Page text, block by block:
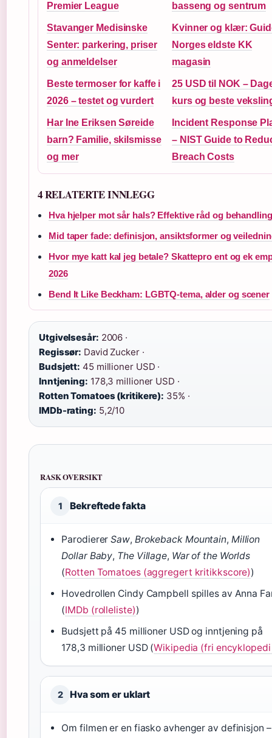
Premier League
basseng og sentrum
Stavanger Medisinske
Senter: parkering, priser
og anmeldelser
Kvinner og klær:
Norges eldste KK
magasin
Beste termoser for kaffe i
2026 – testet og vurdert
25 USD til NOK –
kurs og beste
Har Ine Eriksen Søreide
barn? Familie, skilsmisse
og mer
Incident Response
– NIST Guide to
Breach Costs
4 RELATERTE INNLEGG
Hva hjelper mot sår hals? Effektive råd og behandling
Mid taper fade: definisjon, ansiktsformer og
Hvor mye katt kal jeg betale? Skattepro ent og ek
2026
Bend It Like Beckham: LGBTQ-tema, alder og scener
Utgivelsesår: 2006 ·
Regissør: David Zucker ·
Budsjett: 45 millioner USD ·
Inntjening: 178,3 millioner USD ·
Rotten Tomatoes (kritikere): 35% ·
IMDb-rating: 5,2/10
RASK OVERSIKT
1 Bekreftede fakta
ParodiererSaw, Brokeback Mountain, Million
Dollar Baby, The Village, War of the Worlds
(Rotten Tomatoes (aggregert kritikkscore))
Hovedrollen Cindy Campbell spilles av Anna
(IMDb (rolleliste))
Budsjett på 45 millioner USD og inntjening på
178,3 millioner USD (Wikipedia (fri
2 Hva som er uklart
Om filmen er en fiasko avhenger av definisjon –